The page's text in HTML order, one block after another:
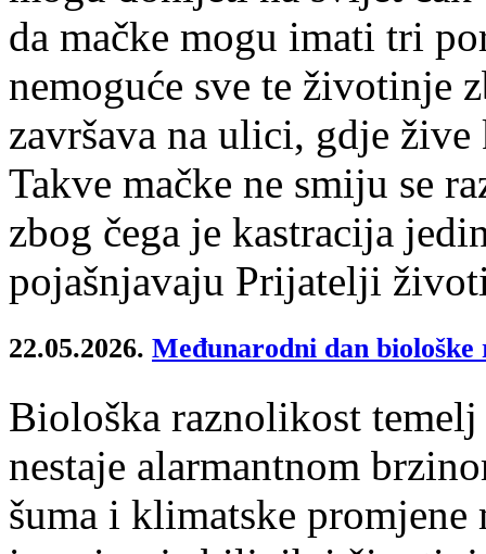
da mačke mogu imati tri
nemoguće sve te
završava na ulici, gdje
Takve mačke ne smiju se
zbog čega je kastracija
pojašnjavaju Prijatelji
22.05.2026. Međunarodni dan
Biološka raznolikost
nestaje alarmantnom
šuma i klimatske